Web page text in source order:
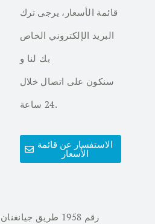
قائمة الأسعار، يرجى ترك
البريد الإلكتروني الخاص
بك لنا و
سنكون على اتصال خلال
24 ساعة.
الاستفسار عن قائمة
الأسعار
رقم 1958 طريق